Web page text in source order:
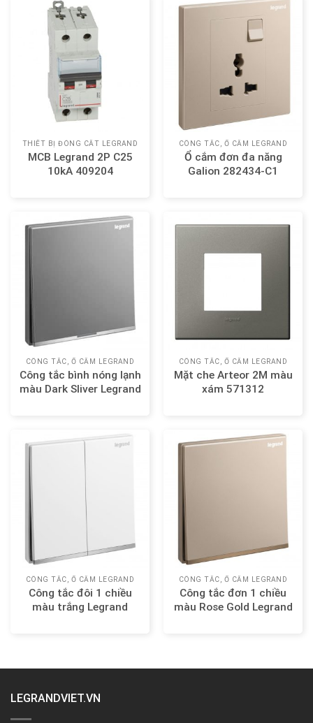
THIẾT BỊ ĐÓNG CẮT LEGRAND
MCB Legrand 2P C25
10kA 409204
CÔNG TẮC, Ổ CẮM LEGRAND
Ổ cắm đơn đa năng
Galion 282434-C1
CÔNG TẮC, Ổ CẮM LEGRAND
Công tắc bình nóng lạnh
màu Dark Sliver Legrand
CÔNG TẮC, Ổ CẮM LEGRAND
Mặt che Arteor 2M màu
xám 571312
CÔNG TẮC, Ổ CẮM LEGRAND
Công tắc đôi 1 chiều
màu trắng Legrand
CÔNG TẮC, Ổ CẮM LEGRAND
Công tắc đơn 1 chiều
màu Rose Gold Legrand
LEGRANDVIET.VN